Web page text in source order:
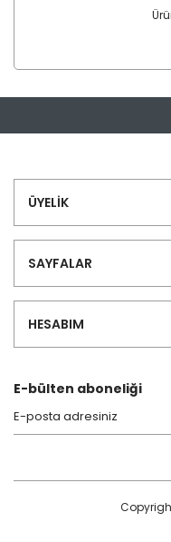
ÜYELİK
SAYFALAR
HESABIM
E-bülten aboneliği